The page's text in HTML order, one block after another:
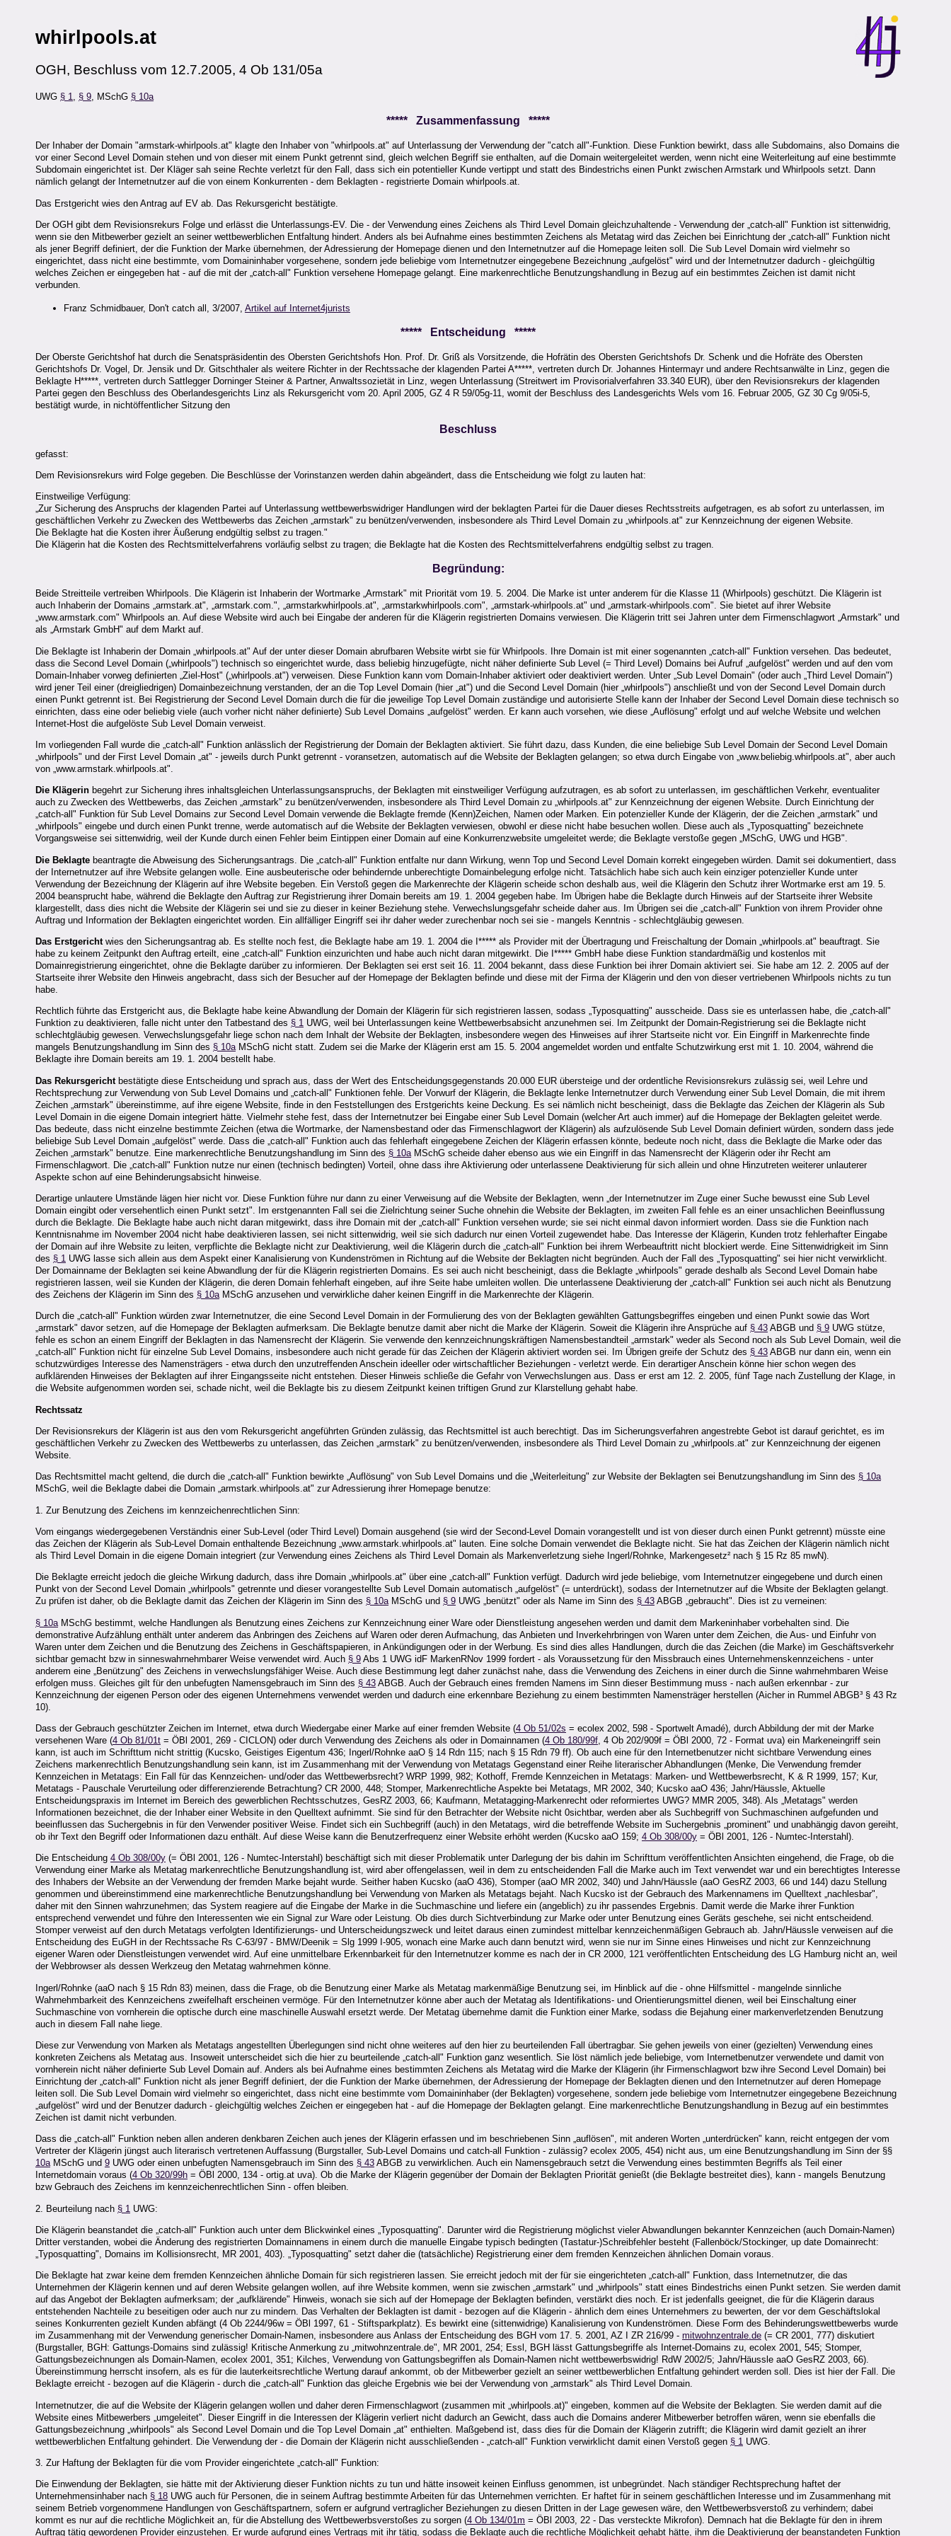
whirlpools.at
OGH, Beschluss vom 12.7.2005, 4 Ob 131/05a
UWG § 1, § 9, MSchG § 10a
***** Zusammenfassung *****
Der Inhaber der Domain "armstark-whirlpools.at" klagte den Inhaber von "whirlpools.at" auf Unterlassung der Verwendung der "catch all"-Funktion. Diese Funktion bewirkt, dass alle Subdomains, also Domains die
vor einer Second Level Domain stehen und von dieser mit einem Punkt getrennt sind, gleich welchen Begriff sie enthalten, auf die Domain weitergeleitet werden, wenn nicht eine Weiterleitung auf eine bestimmte
Subdomain eingerichtet ist. Der Kläger sah seine Rechte verletzt für den Fall, dass sich ein potentieller Kunde vertippt und statt des Bindestrichs einen Punkt zwischen Armstark und Whirlpools setzt. Dann
nämlich gelangt der Internetnutzer auf die von einem Konkurrenten - dem Beklagten - registrierte Domain whirlpools.at.
Das Erstgericht wies den Antrag auf EV ab. Das Rekursgericht bestätigte.
Der OGH gibt dem Revisionsrekurs Folge und erlässt die Unterlassungs-EV. Die - der Verwendung eines Zeichens als Third Level Domain gleichzuhaltende - Verwendung der „catch-all" Funktion ist sittenwidrig,
wenn sie den Mitbewerber gezielt an seiner wettbewerblichen Entfaltung hindert. Anders als bei Aufnahme eines bestimmten Zeichens als Metatag wird das Zeichen bei Einrichtung der „catch-all" Funktion nicht
als jener Begriff definiert, der die Funktion der Marke übernehmen, der Adressierung der Homepage dienen und den Internetnutzer auf die Homepage leiten soll. Die Sub Level Domain wird vielmehr so
eingerichtet, dass nicht eine bestimmte, vom Domaininhaber vorgesehene, sondern jede beliebige vom Internetnutzer eingegebene Bezeichnung „aufgelöst" wird und der Internetnutzer dadurch - gleichgültig
welches Zeichen er eingegeben hat - auf die mit der „catch-all" Funktion versehene Homepage gelangt. Eine markenrechtliche Benutzungshandlung in Bezug auf ein bestimmtes Zeichen ist damit nicht
verbunden.
Franz Schmidbauer, Don't catch all, 3/2007, Artikel auf Internet4jurists
***** Entscheidung *****
Der Oberste Gerichtshof hat durch die Senatspräsidentin des Obersten Gerichtshofs Hon. Prof. Dr. Griß als Vorsitzende, die Hofrätin des Obersten Gerichtshofs Dr. Schenk und die Hofräte des Obersten
Gerichtshofs Dr. Vogel, Dr. Jensik und Dr. Gitschthaler als weitere Richter in der Rechtssache der klagenden Partei A*****, vertreten durch Dr. Johannes Hintermayr und andere Rechtsanwälte in Linz, gegen die
Beklagte H*****, vertreten durch Sattlegger Dorninger Steiner & Partner, Anwaltssozietät in Linz, wegen Unterlassung (Streitwert im Provisorialverfahren 33.340 EUR), über den Revisionsrekurs der klagenden
Partei gegen den Beschluss des Oberlandesgerichts Linz als Rekursgericht vom 20. April 2005, GZ 4 R 59/05g-11, womit der Beschluss des Landesgerichts Wels vom 16. Februar 2005, GZ 30 Cg 9/05i-5,
bestätigt wurde, in nichtöffentlicher Sitzung den
Beschluss
gefasst:
Dem Revisionsrekurs wird Folge gegeben. Die Beschlüsse der Vorinstanzen werden dahin abgeändert, dass die Entscheidung wie folgt zu lauten hat:
Einstweilige Verfügung:
„Zur Sicherung des Anspruchs der klagenden Partei auf Unterlassung wettbewerbswidriger Handlungen wird der beklagten Partei für die Dauer dieses Rechtsstreits aufgetragen, es ab sofort zu unterlassen, im
geschäftlichen Verkehr zu Zwecken des Wettbewerbs das Zeichen „armstark" zu benützen/verwenden, insbesondere als Third Level Domain zu „whirlpools.at" zur Kennzeichnung der eigenen Website.
Die Beklagte hat die Kosten ihrer Äußerung endgültig selbst zu tragen."
Die Klägerin hat die Kosten des Rechtsmittelverfahrens vorläufig selbst zu tragen; die Beklagte hat die Kosten des Rechtsmittelverfahrens endgültig selbst zu tragen.
Begründung:
Beide Streitteile vertreiben Whirlpools. Die Klägerin ist Inhaberin der Wortmarke „Armstark" mit Priorität vom 19. 5. 2004. Die Marke ist unter anderem für die Klasse 11 (Whirlpools) geschützt. Die Klägerin ist
auch Inhaberin der Domains „armstark.at", „armstark.com.", „armstarkwhirlpools.at", „armstarkwhirlpools.com", „armstark-whirlpools.at" und „armstark-whirlpools.com". Sie bietet auf ihrer Website
„www.armstark.com" Whirlpools an. Auf diese Website wird auch bei Eingabe der anderen für die Klägerin registrierten Domains verwiesen. Die Klägerin tritt sei Jahren unter dem Firmenschlagwort „Armstark" und
als „Armstark GmbH" auf dem Markt auf.
Die Beklagte ist Inhaberin der Domain „whirlpools.at" Auf der unter dieser Domain abrufbaren Website wirbt sie für Whirlpools. Ihre Domain ist mit einer sogenannten „catch-all" Funktion versehen. Das bedeutet,
dass die Second Level Domain („whirlpools") technisch so eingerichtet wurde, dass beliebig hinzugefügte, nicht näher definierte Sub Level (= Third Level) Domains bei Aufruf „aufgelöst" werden und auf den vom
Domain-Inhaber vorweg definierten „Ziel-Host" („whirlpools.at") verweisen. Diese Funktion kann vom Domain-Inhaber aktiviert oder deaktiviert werden. Unter „Sub Level Domain" (oder auch „Third Level Domain")
wird jener Teil einer (dreigliedrigen) Domainbezeichnung verstanden, der an die Top Level Domain (hier „at") und die Second Level Domain (hier „whirlpools") anschließt und von der Second Level Domain durch
einen Punkt getrennt ist. Bei Registrierung der Second Level Domain durch die für die jeweilige Top Level Domain zuständige und autorisierte Stelle kann der Inhaber der Second Level Domain diese technisch so
einrichten, dass eine oder beliebig viele (auch vorher nicht näher definierte) Sub Level Domains „aufgelöst" werden. Er kann auch vorsehen, wie diese „Auflösung" erfolgt und auf welche Website und welchen
Internet-Host die aufgelöste Sub Level Domain verweist.
Im vorliegenden Fall wurde die „catch-all" Funktion anlässlich der Registrierung der Domain der Beklagten aktiviert. Sie führt dazu, dass Kunden, die eine beliebige Sub Level Domain der Second Level Domain
„whirlpools" und der First Level Domain „at" - jeweils durch Punkt getrennt - voransetzen, automatisch auf die Website der Beklagten gelangen; so etwa durch Eingabe von „www.beliebig.whirlpools.at", aber auch
von „www.armstark.whirlpools.at".
Die Klägerin begehrt zur Sicherung ihres inhaltsgleichen Unterlassungsanspruchs, der Beklagten mit einstweiliger Verfügung aufzutragen, es ab sofort zu unterlassen, im geschäftlichen Verkehr, eventualiter
auch zu Zwecken des Wettbewerbs, das Zeichen „armstark" zu benützen/verwenden, insbesondere als Third Level Domain zu „whirlpools.at" zur Kennzeichnung der eigenen Website. Durch Einrichtung der
„catch-all" Funktion für Sub Level Domains zur Second Level Domain verwende die Beklagte fremde (Kenn)Zeichen, Namen oder Marken. Ein potenzieller Kunde der Klägerin, der die Zeichen „armstark" und
„whirlpools" eingebe und durch einen Punkt trenne, werde automatisch auf die Website der Beklagten verwiesen, obwohl er diese nicht habe besuchen wollen. Diese auch als „Typosquatting" bezeichnete
Vorgangsweise sei sittenwidrig, weil der Kunde durch einen Fehler beim Eintippen einer Domain auf eine Konkurrenzwebsite umgeleitet werde; die Beklagte verstoße gegen „MSchG, UWG und HGB".
Die Beklagte beantragte die Abweisung des Sicherungsantrags. Die „catch-all" Funktion entfalte nur dann Wirkung, wenn Top und Second Level Domain korrekt eingegeben würden. Damit sei dokumentiert, dass
der Internetnutzer auf ihre Website gelangen wolle. Eine ausbeuterische oder behindernde unberechtigte Domainbelegung erfolge nicht. Tatsächlich habe sich auch kein einziger potenzieller Kunde unter
Verwendung der Bezeichnung der Klägerin auf ihre Website begeben. Ein Verstoß gegen die Markenrechte der Klägerin scheide schon deshalb aus, weil die Klägerin den Schutz ihrer Wortmarke erst am 19. 5.
2004 beansprucht habe, während die Beklagte den Auftrag zur Registrierung ihrer Domain bereits am 19. 1. 2004 gegeben habe. Im Übrigen habe die Beklagte durch Hinweis auf der Startseite ihrer Website
klargestellt, dass dies nicht die Website der Klägerin sei und sie zu dieser in keiner Beziehung stehe. Verwechslungsgefahr scheide daher aus. Im Übrigen sei die „catch-all" Funktion von ihrem Provider ohne
Auftrag und Information der Beklagten eingerichtet worden. Ein allfälliger Eingriff sei ihr daher weder zurechenbar noch sei sie - mangels Kenntnis - schlechtgläubig gewesen.
Das Erstgerichtwies den Sicherungsantrag ab. Es stellte noch fest, die Beklagte habe am 19. 1. 2004 die I***** als Provider mit der Übertragung und Freischaltung der Domain „whirlpools.at" beauftragt. Sie
habe zu keinem Zeitpunkt den Auftrag erteilt, eine „catch-all" Funktion einzurichten und habe auch nicht daran mitgewirkt. Die I***** GmbH habe diese Funktion standardmäßig und kostenlos mit
Domainregistrierung eingerichtet, ohne die Beklagte darüber zu informieren. Der Beklagten sei erst seit 16. 11. 2004 bekannt, dass diese Funktion bei ihrer Domain aktiviert sei. Sie habe am 12. 2. 2005 auf der
Startseite ihrer Website den Hinweis angebracht, dass sich der Besucher auf der Homepage der Beklagten befinde und diese mit der Firma der Klägerin und den von dieser vertriebenen Whirlpools nichts zu tun
habe.
Rechtlich führte das Erstgericht aus, die Beklagte habe keine Abwandlung der Domain der Klägerin für sich registrieren lassen, sodass „Typosquatting" ausscheide. Dass sie es unterlassen habe, die „catch-all"
Funktion zu deaktivieren, falle nicht unter den Tatbestand des § 1 UWG, weil bei Unterlassungen keine Wettbewerbsabsicht anzunehmen sei. Im Zeitpunkt der Domain-Registrierung sei die Beklagte nicht
schlechtgläubig gewesen. Verwechslungsgefahr liege schon nach dem Inhalt der Website der Beklagten, insbesondere wegen des Hinweises auf ihrer Startseite nicht vor. Ein Eingriff in Markenrechte finde
mangels Benutzungshandlung im Sinn des § 10aMSchG nicht statt. Zudem sei die Marke der Klägerin erst am 15. 5. 2004 angemeldet worden und entfalte Schutzwirkung erst mit 1. 10. 2004, während die
Beklagte ihre Domain bereits am 19. 1. 2004 bestellt habe.
Das Rekursgericht bestätigte diese Entscheidung und sprach aus, dass der Wert des Entscheidungsgegenstands 20.000 EUR übersteige und der ordentliche Revisionsrekurs zulässig sei, weil Lehre und
Rechtsprechung zur Verwendung von Sub Level Domains und „catch-all" Funktionen fehle. Der Vorwurf der Klägerin, die Beklagte lenke Internetnutzer durch Verwendung einer Sub Level Domain, die mit ihrem
Zeichen „armstark" übereinstimme, auf ihre eigene Website, finde in den Feststellungen des Erstgerichts keine Deckung. Es sei nämlich nicht bescheinigt, dass die Beklagte das Zeichen der Klägerin als Sub
Level Domain in die eigene Domain integriert hätte. Vielmehr stehe fest, dass der Internetnutzer bei Eingabe einer Sub Level Domain (welcher Art auch immer) auf die Homepage der Beklagten geleitet werde.
Das bedeute, dass nicht einzelne bestimmte Zeichen (etwa die Wortmarke, der Namensbestand oder das Firmenschlagwort der Klägerin) als aufzulösende Sub Level Domain definiert würden, sondern dass jede
beliebige Sub Level Domain „aufgelöst" werde. Dass die „catch-all" Funktion auch das fehlerhaft eingegebene Zeichen der Klägerin erfassen könnte, bedeute noch nicht, dass die Beklagte die Marke oder das
Zeichen „armstark" benutze. Eine markenrechtliche Benutzungshandlung im Sinn des § 10a MSchG scheide daher ebenso aus wie ein Eingriff in das Namensrecht der Klägerin oder ihr Recht am
Firmenschlagwort. Die „catch-all" Funktion nutze nur einen (technisch bedingten) Vorteil, ohne dass ihre Aktivierung oder unterlassene Deaktivierung für sich allein und ohne Hinzutreten weiterer unlauterer
Aspekte schon auf eine Behinderungsabsicht hinweise.
Derartige unlautere Umstände lägen hier nicht vor. Diese Funktion führe nur dann zu einer Verweisung auf die Website der Beklagten, wenn „der Internetnutzer im Zuge einer Suche bewusst eine Sub Level
Domain eingibt oder versehentlich einen Punkt setzt". Im erstgenannten Fall sei die Zielrichtung seiner Suche ohnehin die Website der Beklagten, im zweiten Fall fehle es an einer unsachlichen Beeinflussung
durch die Beklagte. Die Beklagte habe auch nicht daran mitgewirkt, dass ihre Domain mit der „catch-all" Funktion versehen wurde; sie sei nicht einmal davon informiert worden. Dass sie die Funktion nach
Kenntnisnahme im November 2004 nicht habe deaktivieren lassen, sei nicht sittenwidrig, weil sie sich dadurch nur einen Vorteil zugewendet habe. Das Interesse der Klägerin, Kunden trotz fehlerhafter Eingabe
der Domain auf ihre Website zu leiten, verpflichte die Beklagte nicht zur Deaktivierung, weil die Klägerin durch die „catch-all" Funktion bei ihrem Werbeauftritt nicht blockiert werde. Eine Sittenwidrigkeit im Sinn
des § 1 UWG lasse sich allein aus dem Aspekt einer Kanalisierung von Kundenströmen in Richtung auf die Website der Beklagten nicht begründen. Auch der Fall des „Typosquatting" sei hier nicht verwirklicht.
Der Domainname der Beklagten sei keine Abwandlung der für die Klägerin registrierten Domains. Es sei auch nicht bescheinigt, dass die Beklagte „whirlpools" gerade deshalb als Second Level Domain habe
registrieren lassen, weil sie Kunden der Klägerin, die deren Domain fehlerhaft eingeben, auf ihre Seite habe umleiten wollen. Die unterlassene Deaktivierung der „catch-all" Funktion sei auch nicht als Benutzung
des Zeichens der Klägerin im Sinn des § 10aMSchG anzusehen und verwirkliche daher keinen Eingriff in die Markenrechte der Klägerin.
Durch die „catch-all" Funktion würden zwar Internetnutzer, die eine Second Level Domain in der Formulierung des von der Beklagten gewählten Gattungsbegriffes eingeben und einen Punkt sowie das Wort
„armstark" davor setzen, auf die Homepage der Beklagten aufmerksam. Die Beklagte benutze damit aber nicht die Marke der Klägerin. Soweit die Klägerin ihre Ansprüche auf § 43 ABGB und § 9 UWG stütze,
fehle es schon an einem Eingriff der Beklagten in das Namensrecht der Klägerin. Sie verwende den kennzeichnungskräftigen Namensbestandteil „armstark" weder als Second noch als Sub Level Domain, weil die
„catch-all" Funktion nicht für einzelne Sub Level Domains, insbesondere auch nicht gerade für das Zeichen der Klägerin aktiviert worden sei. Im Übrigen greife der Schutz des § 43 ABGB nur dann ein, wenn ein
schutzwürdiges Interesse des Namensträgers - etwa durch den unzutreffenden Anschein ideeller oder wirtschaftlicher Beziehungen - verletzt werde. Ein derartiger Anschein könne hier schon wegen des
aufklärenden Hinweises der Beklagten auf ihrer Eingangsseite nicht entstehen. Dieser Hinweis schließe die Gefahr von Verwechslungen aus. Dass er erst am 12. 2. 2005, fünf Tage nach Zustellung der Klage, in
die Website aufgenommen worden sei, schade nicht, weil die Beklagte bis zu diesem Zeitpunkt keinen triftigen Grund zur Klarstellung gehabt habe.
Rechtssatz
Der Revisionsrekurs der Klägerin ist aus den vom Rekursgericht angeführten Gründen zulässig, das Rechtsmittel ist auch berechtigt. Das im Sicherungsverfahren angestrebte Gebot ist darauf gerichtet, es im
geschäftlichen Verkehr zu Zwecken des Wettbewerbs zu unterlassen, das Zeichen „armstark" zu benützen/verwenden, insbesondere als Third Level Domain zu „whirlpools.at" zur Kennzeichnung der eigenen
Website.
Das Rechtsmittel macht geltend, die durch die „catch-all" Funktion bewirkte „Auflösung" von Sub Level Domains und die „Weiterleitung" zur Website der Beklagten sei Benutzungshandlung im Sinn des § 10a
MSchG, weil die Beklagte dabei die Domain „armstark.whirlpools.at" zur Adressierung ihrer Homepage benutze:
1. Zur Benutzung des Zeichens im kennzeichenrechtlichen Sinn:
Vom eingangs wiedergegebenen Verständnis einer Sub-Level (oder Third Level) Domain ausgehend (sie wird der Second-Level Domain vorangestellt und ist von dieser durch einen Punkt getrennt) müsste eine
das Zeichen der Klägerin als Sub-Level Domain enthaltende Bezeichnung „www.armstark.whirlpools.at" lauten. Eine solche Domain verwendet die Beklagte nicht. Sie hat das Zeichen der Klägerin nämlich nicht
als Third Level Domain in die eigene Domain integriert (zur Verwendung eines Zeichens als Third Level Domain als Markenverletzung siehe Ingerl/Rohnke, Markengesetz² nach § 15 Rz 85 mwN).
Die Beklagte erreicht jedoch die gleiche Wirkung dadurch, dass ihre Domain „whirlpools.at" über eine „catch-all" Funktion verfügt. Dadurch wird jede beliebige, vom Internetnutzer eingegebene und durch einen
Punkt von der Second Level Domain „whirlpools" getrennte und dieser vorangestellte Sub Level Domain automatisch „aufgelöst" (= unterdrückt), sodass der Internetnutzer auf die Wbsite der Beklagten gelangt.
Zu prüfen ist daher, ob die Beklagte damit das Zeichen der Klägerin im Sinn des § 10aMSchG und § 9 UWG „benützt" oder als Name im Sinn des § 43 ABGB „gebraucht". Dies ist zu verneinen:
§ 10a MSchG bestimmt, welche Handlungen als Benutzung eines Zeichens zur Kennzeichnung einer Ware oder Dienstleistung angesehen werden und damit dem Markeninhaber vorbehalten sind. Die
demonstrative Aufzählung enthält unter anderem das Anbringen des Zeichens auf Waren oder deren Aufmachung, das Anbieten und Inverkehrbringen von Waren unter dem Zeichen, die Aus- und Einfuhr von
Waren unter dem Zeichen und die Benutzung des Zeichens in Geschäftspapieren, in Ankündigungen oder in der Werbung. Es sind dies alles Handlungen, durch die das Zeichen (die Marke) im Geschäftsverkehr
sichtbar gemacht bzw in sinneswahrnehmbarer Weise verwendet wird. Auch § 9 Abs 1 UWG idF MarkenRNov 1999 fordert - als Voraussetzung für den Missbrauch eines Unternehmenskennzeichens - unter
anderem eine „Benützung" des Zeichens in verwechslungsfähiger Weise. Auch diese Bestimmung legt daher zunächst nahe, dass die Verwendung des Zeichens in einer durch die Sinne wahrnehmbaren Weise
erfolgen muss. Gleiches gilt für den unbefugten Namensgebrauch im Sinn des § 43 ABGB. Auch der Gebrauch eines fremden Namens im Sinn dieser Bestimmung muss - nach außen erkennbar - zur
Kennzeichnung der eigenen Person oder des eigenen Unternehmens verwendet werden und dadurch eine erkennbare Beziehung zu einem bestimmten Namensträger herstellen (Aicher in Rummel ABGB³ § 43 Rz
10).
Dass der Gebrauch geschützter Zeichen im Internet, etwa durch Wiedergabe einer Marke auf einer fremden Website (4 Ob 51/02s = ecolex 2002, 598 - Sportwelt Amadé), durch Abbildung der mit der Marke
versehenen Ware (4 Ob 81/01t = ÖBl 2001, 269 - CICLON) oder durch Verwendung des Zeichens als oder in Domainnamen (4 Ob 180/99f, 4 Ob 202/909f = ÖBl 2000, 72 - Format uva) ein Markeneingriff sein
kann, ist auch im Schrifttum nicht strittig (Kucsko, Geistiges Eigentum 436; Ingerl/Rohnke aaO § 14 Rdn 115; nach § 15 Rdn 79 ff). Ob auch eine für den Internetbenutzer nicht sichtbare Verwendung eines
Zeichens markenrechtlich Benutzungshandlung sein kann, ist im Zusammenhang mit der Verwendung von Metatags Gegenstand einer Reihe literarischer Abhandlungen (Menke, Die Verwendung fremder
Kennzeichen in Metatags: Ein Fall für das Kennzeichen- und/oder das Wettbewerbsrecht? WRP 1999, 982; Kothoff, Fremde Kennzeichen in Metatags: Marken- und Wettbewerbsrecht, K & R 1999, 157; Kur,
Metatags - Pauschale Verurteilung oder differenzierende Betrachtung? CR 2000, 448; Stomper, Markenrechtliche Aspekte bei Metatags, MR 2002, 340; Kucsko aaO 436; Jahn/Häussle, Aktuelle
Entscheidungspraxis im Internet im Bereich des gewerblichen Rechtsschutzes, GesRZ 2003, 66; Kaufmann, Metatagging-Markenrecht oder reformiertes UWG? MMR 2005, 348). Als „Metatags" werden
Informationen bezeichnet, die der Inhaber einer Website in den Quelltext aufnimmt. Sie sind für den Betrachter der Website nicht 0sichtbar, werden aber als Suchbegriff von Suchmaschinen aufgefunden und
beeinflussen das Suchergebnis in für den Verwender positiver Weise. Findet sich ein Suchbegriff (auch) in den Metatags, wird die betreffende Website im Suchergebnis „prominent" und unabhängig davon gereiht,
ob ihr Text den Begriff oder Informationen dazu enthält. Auf diese Weise kann die Benutzerfrequenz einer Website erhöht werden (Kucsko aaO 159; 4 Ob 308/00y = ÖBl 2001, 126 - Numtec-Interstahl).
Die Entscheidung 4 Ob 308/00y (= ÖBl 2001, 126 - Numtec-Interstahl) beschäftigt sich mit dieser Problematik unter Darlegung der bis dahin im Schrifttum veröffentlichten Ansichten eingehend, die Frage, ob die
Verwendung einer Marke als Metatag markenrechtliche Benutzungshandlung ist, wird aber offengelassen, weil in dem zu entscheidenden Fall die Marke auch im Text verwendet war und ein berechtigtes Interesse
des Inhabers der Website an der Verwendung der fremden Marke bejaht wurde. Seither haben Kucsko (aaO 436), Stomper (aaO MR 2002, 340) und Jahn/Häussle (aaO GesRZ 2003, 66 und 144) dazu Stellung
genommen und übereinstimmend eine markenrechtliche Benutzungshandlung bei Verwendung von Marken als Metatags bejaht. Nach Kucsko ist der Gebrauch des Markennamens im Quelltext „nachlesbar",
daher mit den Sinnen wahrzunehmen; das System reagiere auf die Eingabe der Marke in die Suchmaschine und liefere ein (angeblich) zu ihr passendes Ergebnis. Damit werde die Marke ihrer Funktion
entsprechend verwendet und führe den Interessenten wie ein Signal zur Ware oder Leistung. Ob dies durch Sichtverbindung zur Marke oder unter Benutzung eines Geräts geschehe, sei nicht entscheidend.
Stomper verweist auf den durch Metatags verfolgten Identifizierungs- und Unterscheidungszweck und leitet daraus einen zumindest mittelbar kennzeichenmäßigen Gebrauch ab. Jahn/Häussle verweisen auf die
Entscheidung des EuGH in der Rechtssache Rs C-63/97 - BMW/Deenik = Slg 1999 I-905, wonach eine Marke auch dann benutzt wird, wenn sie nur im Sinne eines Hinweises und nicht zur Kennzeichnung
eigener Waren oder Dienstleistungen verwendet wird. Auf eine unmittelbare Erkennbarkeit für den Internetnutzer komme es nach der in CR 2000, 121 veröffentlichten Entscheidung des LG Hamburg nicht an, weil
der Webbrowser als dessen Werkzeug den Metatag wahrnehmen könne.
Ingerl/Rohnke (aaO nach § 15 Rdn 83) meinen, dass die Frage, ob die Benutzung einer Marke als Metatag markenmäßige Benutzung sei, im Hinblick auf die - ohne Hilfsmittel - mangelnde sinnliche
Wahrnehmbarkeit des Kennzeichens zweifelhaft erscheinen vermöge. Für den Internetnutzer könne aber auch der Metatag als Identifikations- und Orientierungsmittel dienen, weil bei Einschaltung einer
Suchmaschine von vornherein die optische durch eine maschinelle Auswahl ersetzt werde. Der Metatag übernehme damit die Funktion einer Marke, sodass die Bejahung einer markenverletzenden Benutzung
auch in diesem Fall nahe liege.
Diese zur Verwendung von Marken als Metatags angestellten Überlegungen sind nicht ohne weiteres auf den hier zu beurteilenden Fall übertragbar. Sie gehen jeweils von einer (gezielten) Verwendung eines
konkreten Zeichens als Metatag aus. Insoweit unterscheidet sich die hier zu beurteilende „catch-all" Funktion ganz wesentlich. Sie löst nämlich jede beliebige, vom Internetbenutzer verwendete und damit von
vornherein nicht näher definierte Sub Level Domain auf. Anders als bei Aufnahme eines bestimmten Zeichens als Metatag wird die Marke der Klägerin (ihr Firmenschlagwort bzw ihre Second Level Domain) bei
Einrichtung der „catch-all" Funktion nicht als jener Begriff definiert, der die Funktion der Marke übernehmen, der Adressierung der Homepage der Beklagten dienen und den Internetnutzer auf deren Homepage
leiten soll. Die Sub Level Domain wird vielmehr so eingerichtet, dass nicht eine bestimmte vom Domaininhaber (der Beklagten) vorgesehene, sondern jede beliebige vom Internetnutzer eingegebene Bezeichnung
„aufgelöst" wird und der Benutzer dadurch - gleichgültig welches Zeichen er eingegeben hat - auf die Homepage der Beklagten gelangt. Eine markenrechtliche Benutzungshandlung in Bezug auf ein bestimmtes
Zeichen ist damit nicht verbunden.
Dass die „catch-all" Funktion neben allen anderen denkbaren Zeichen auch jenes der Klägerin erfassen und im beschriebenen Sinn „auflösen", mit anderen Worten „unterdrücken" kann, reicht entgegen der vom
Vertreter der Klägerin jüngst auch literarisch vertretenen Auffassung (Burgstaller, Sub-Level Domains und catch-all Funktion - zulässig? ecolex 2005, 454) nicht aus, um eine Benutzungshandlung im Sinn der §§
10aMSchG und 9 UWG oder einen unbefugten Namensgebrauch im Sinn des § 43 ABGB zu verwirklichen. Auch ein Namensgebrauch setzt die Verwendung eines bestimmten Begriffs als Teil einer
Internetdomain voraus (4 Ob 320/99h = ÖBl 2000, 134 - ortig.at uva). Ob die Marke der Klägerin gegenüber der Domain der Beklagten Priorität genießt (die Beklagte bestreitet dies), kann - mangels Benutzung
bzw Gebrauch des Zeichens im kennzeichenrechtlichen Sinn - offen bleiben.
2. Beurteilung nach § 1 UWG:
Die Klägerin beanstandet die „catch-all" Funktion auch unter dem Blickwinkel eines „Typosquatting". Darunter wird die Registrierung möglichst vieler Abwandlungen bekannter Kennzeichen (auch Domain-Namen)
Dritter verstanden, wobei die Änderung des registrierten Domainnamens in einem durch die manuelle Eingabe typisch bedingten (Tastatur-)Schreibfehler besteht (Fallenböck/Stockinger, up date Domainrecht:
„Typosquatting", Domains im Kollisionsrecht, MR 2001, 403). „Typosquatting" setzt daher die (tatsächliche) Registrierung einer dem fremden Kennzeichen ähnlichen Domain voraus.
Die Beklagte hat zwar keine dem fremden Kennzeichen ähnliche Domain für sich registrieren lassen. Sie erreicht jedoch mit der für sie eingerichteten „catch-all" Funktion, dass Internetnutzer, die das
Unternehmen der Klägerin kennen und auf deren Website gelangen wollen, auf ihre Website kommen, wenn sie zwischen „armstark" und „whirlpools" statt eines Bindestrichs einen Punkt setzen. Sie werden damit
auf das Angebot der Beklagten aufmerksam; der „aufklärende" Hinweis, wonach sie sich auf der Homepage der Beklagten befinden, verstärkt dies noch. Er ist jedenfalls geeignet, die für die Klägerin daraus
entstehenden Nachteile zu beseitigen oder auch nur zu mindern. Das Verhalten der Beklagten ist damit - bezogen auf die Klägerin - ähnlich dem eines Unternehmers zu bewerten, der vor dem Geschäftslokal
seines Konkurrenten gezielt Kunden abfängt (4 Ob 2244/96w = ÖBl 1997, 61 - Stiftsparkplatz). Es bewirkt eine (sittenwidrige) Kanalisierung von Kundenströmen. Diese Form des Behinderungswettbewerbs wurde
im Zusammenhang mit der Verwendung generischer Domain-Namen, insbesondere aus Anlass der Entscheidung des BGH vom 17. 5. 2001, AZ I ZR 216/99 - mitwohnzentrale.de (= CR 2001, 777) diskutiert
(Burgstaller, BGH: Gattungs-Domains sind zulässig! Kritische Anmerkung zu „mitwohnzentrale.de", MR 2001, 254; Essl, BGH lässt Gattungsbegriffe als Internet-Domains zu, ecolex 2001, 545; Stomper,
Gattungsbezeichnungen als Domain-Namen, ecolex 2001, 351; Kilches, Verwendung von Gattungsbegriffen als Domain-Namen nicht wettbewerbswidrig! RdW 2002/5; Jahn/Häussle aaO GesRZ 2003, 66).
Übereinstimmung herrscht insofern, als es für die lauterkeitsrechtliche Wertung darauf ankommt, ob der Mitbewerber gezielt an seiner wettbewerblichen Entfaltung gehindert werden soll. Dies ist hier der Fall. Die
Beklagte erreicht - bezogen auf die Klägerin - durch die „catch-all" Funktion das gleiche Ergebnis wie bei der Verwendung von „armstark" als Third Level Domain.
Internetnutzer, die auf die Website der Klägerin gelangen wollen und daher deren Firmenschlagwort (zusammen mit „whirlpools.at)" eingeben, kommen auf die Website der Beklagten. Sie werden damit auf die
Website eines Mitbewerbers „umgeleitet". Dieser Eingriff in die Interessen der Klägerin verliert nicht dadurch an Gewicht, dass auch die Domains anderer Mitbewerber betroffen wären, wenn sie ebenfalls die
Gattungsbezeichnung „whirlpools" als Second Level Domain und die Top Level Domain „at" enthielten. Maßgebend ist, dass dies für die Domain der Klägerin zutrifft; die Klägerin wird damit gezielt an ihrer
wettbewerblichen Entfaltung gehindert. Die Verwendung der - die Domain der Klägerin nicht ausschließenden - „catch-all" Funktion verwirklicht damit einen Verstoß gegen § 1 UWG.
3. Zur Haftung der Beklagten für die vom Provider eingerichtete „catch-all" Funktion:
Die Einwendung der Beklagten, sie hätte mit der Aktivierung dieser Funktion nichts zu tun und hätte insoweit keinen Einfluss genommen, ist unbegründet. Nach ständiger Rechtsprechung haftet der
Unternehmensinhaber nach § 18 UWG auch für Personen, die in seinem Auftrag bestimmte Arbeiten für das Unternehmen verrichten. Er haftet für in seinem geschäftlichen Interesse und im Zusammenhang mit
seinem Betrieb vorgenommene Handlungen von Geschäftspartnern, sofern er aufgrund vertraglicher Beziehungen zu diesen Dritten in der Lage gewesen wäre, den Wettbewerbsverstoß zu verhindern; dabei
kommt es nur auf die rechtliche Möglichkeit an, für die Abstellung des Wettbewerbsverstoßes zu sorgen (4 Ob 134/01m = ÖBl 2003, 22 - Das versteckte Mikrofon). Demnach hat die Beklagte für den in ihrem
Auftrag tätig gewordenen Provider einzustehen. Er wurde aufgrund eines Vertrags mit ihr tätig, sodass die Beklagte auch die rechtliche Möglichkeit gehabt hätte, ihm die Deaktivierung der beanstandeten Funktion